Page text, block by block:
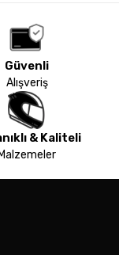
Güvenli
Alışveriş
& Kaliteli
Malzemeler